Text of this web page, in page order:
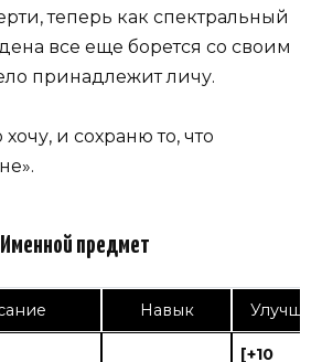
теперь как спектральный
все еще борется со своим
принадлежит личу.
хочу, и сохраню то, что
Именной предмет
Навык
[+10